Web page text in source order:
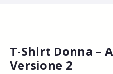
T-Shirt Donna –
Versione 2